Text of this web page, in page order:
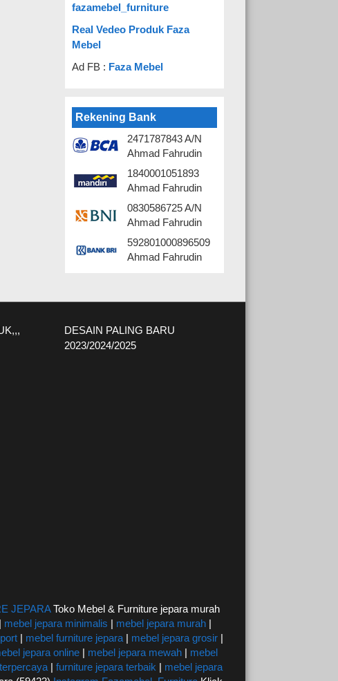
fazamebel_furniture
Real Vedeo Produk Faza
Mebel
Ad FB : Faza Mebel
Rekening Bank
2471787843 A/N
Ahmad Fahrudin
1840001051893
Ahmad Fahrudin
0830586725 A/N
Ahmad Fahrudin
592801000896509
Ahmad Fahrudin
DESAIN PALING BARU
2023/2024/2025
JEPARAToko Mebel & Furniture jepara murah
mebel jepara minimalis | mebel jepara murah|
| mebel furniture jepara | mebel jepara grosir |
jepara online | mebel jepara mewah | mebel
| furniture jepara terbaik | mebel jepara